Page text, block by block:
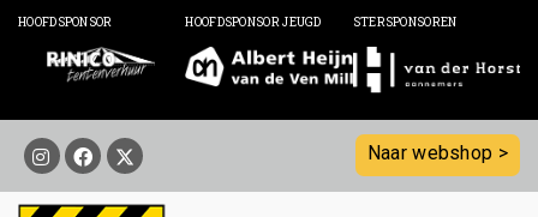
HOOFDSPONSOR HOOFDSPONSOR JEUGD STERSPONSOREN
Naar webshop >